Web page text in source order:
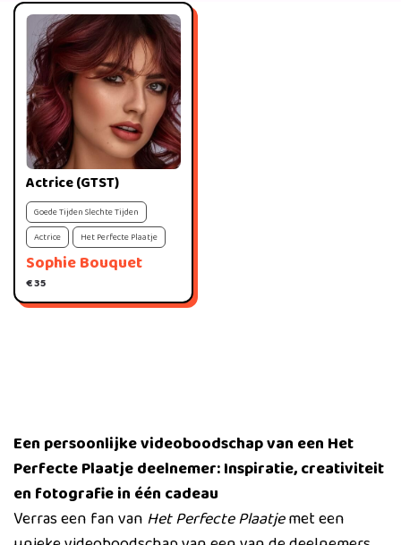
Sophie Bouquet
Actrice (GTST)
€ 35
Goede Tijden Slechte Tijden
Actrice
Het Perfecte Plaatje
Een persoonlijke videoboodschap van een Het
Perfecte Plaatje deelnemer: Inspiratie, creativiteit
en fotografie in één cadeau
Verras een fan van Het Perfecte Plaatjemet een